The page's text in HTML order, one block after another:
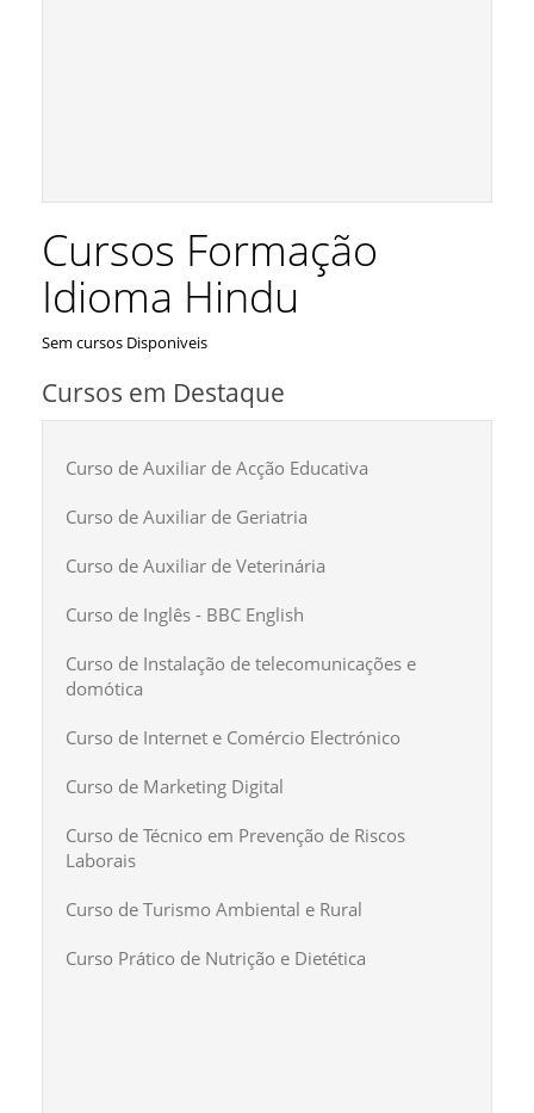
Cursos Formação
Idioma Hindu
Sem cursos Disponiveis
Cursos em Destaque
Curso de Auxiliar de Acção Educativa
Curso de Auxiliar de Geriatria
Curso de Auxiliar de Veterinária
Curso de Inglês - BBC English
Curso de Instalação de telecomunicações e
domótica
Curso de Internet e Comércio Electrónico
Curso de Marketing Digital
Curso de Técnico em Prevenção de Riscos
Laborais
Curso de Turismo Ambiental e Rural
Curso Prático de Nutrição e Dietética